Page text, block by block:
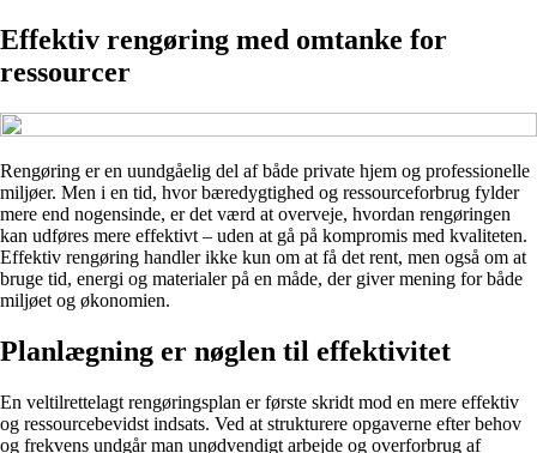
Effektiv rengøring med omtanke for
ressourcer
Rengøring er en uundgåelig del af både private hjem og professionelle
miljøer. Men i en tid, hvor bæredygtighed og ressourceforbrug fylder
mere end nogensinde, er det værd at overveje, hvordan rengøringen
kan udføres mere effektivt – uden at gå på kompromis med kvaliteten.
Effektiv rengøring handler ikke kun om at få det rent, men også om at
bruge tid, energi og materialer på en måde, der giver mening for både
miljøet og økonomien.
Planlægning er nøglen til effektivitet
En veltilrettelagt rengøringsplan er første skridt mod en mere effektiv
og ressourcebevidst indsats. Ved at strukturere opgaverne efter behov
og frekvens undgår man unødvendigt arbejde og overforbrug af